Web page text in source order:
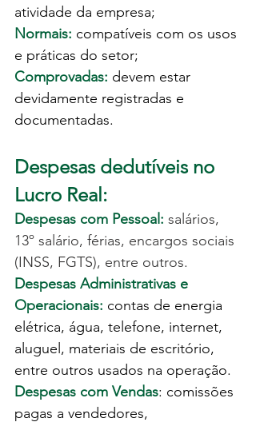
atividade da empresa;
Normais: compatíveis com os usos
e práticas do setor;
Comprovadas: devem estar
devidamente registradas e
documentadas.
Despesas dedutíveis no
Lucro Real:
Despesas com Pessoal: salários,
13º salário, férias, encargos sociais
(INSS, FGTS), entre outros.
Despesas Administrativas e
Operacionais: contas de energia
elétrica, água, telefone, internet,
aluguel, materiais de escritório,
entre outros usados na operação.
Despesas com Vendas: comissões
pagas a vendedores,